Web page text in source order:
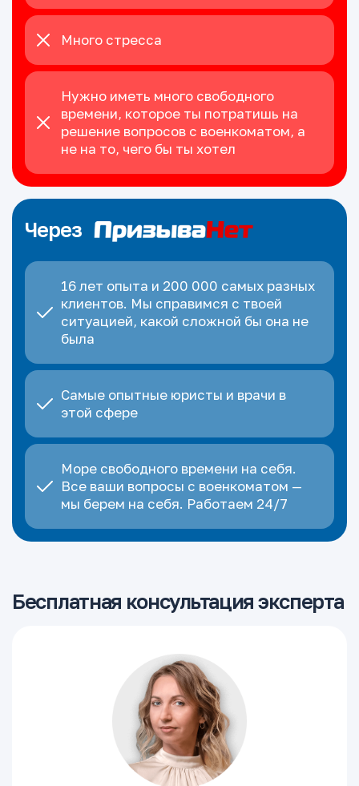
Много стресса
Нужно иметь много свободного
времени, которое ты потратишь на
решение вопросов с военкоматом, а
не на то, чего бы ты хотел
Через
16 лет опыта и 200 000 самых разных
клиентов. Мы справимся с твоей
ситуацией, какой сложной бы она не
была
Самые опытные юристы и врачи в
этой сфере
Море свободного времени на себя.
Все ваши вопросы с военкоматом —
мы берем на себя. Работаем 24/7
Бесплатная консультация эксперта